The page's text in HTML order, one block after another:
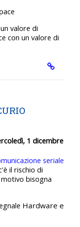
valore di
con un valore di
1 dicembre
seriale
il rischio di
bisogna
Hardware e